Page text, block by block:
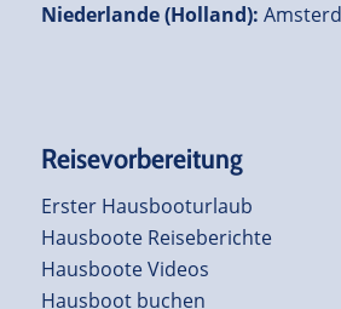
Niederlande (Holland):
Reisevorbereitung
Erster Hausbooturlaub
Hausboote Reiseberichte
Hausboote Videos
Hausboot buchen